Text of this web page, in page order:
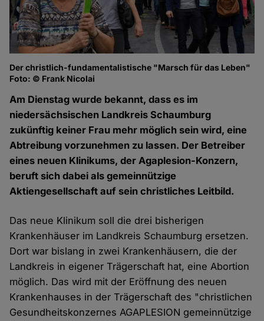
Der christlich-fundamentalistische "Marsch für das Leben"
Foto: © Frank Nicolai
Am Dienstag wurde bekannt, dass es im
niedersächsischen Landkreis Schaumburg
zukünftig keiner Frau mehr möglich sein wird, eine
Abtreibung vorzunehmen zu lassen. Der Betreiber
eines neuen Klinikums, der Agaplesion-Konzern,
beruft sich dabei als gemeinnützige
Aktiengesellschaft auf sein christliches Leitbild.
Das neue Klinikum soll die drei bisherigen
Krankenhäuser im Landkreis Schaumburg ersetzen.
Dort war bislang in zwei Krankenhäusern, die der
Landkreis in eigener Trägerschaft hat, eine Abortion
möglich. Das wird mit der Eröffnung des neuen
Krankenhauses in der Trägerschaft des "christlichen
Gesundheitskonzernes AGAPLESION gemeinnützige